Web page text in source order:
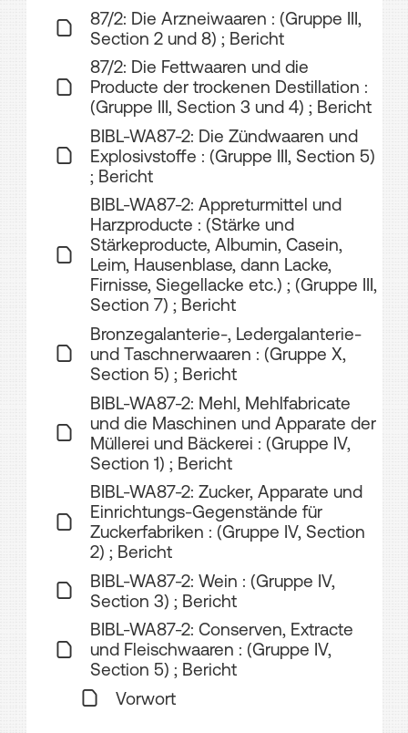
87/2: Die Arzneiwaaren : (Gruppe III,
Section 2 und 8) ; Bericht
87/2: Die Fettwaaren und die
Producte der trockenen Destillation :
(Gruppe III, Section 3 und 4) ; Bericht
BIBL-WA87-2: Die Zündwaaren und
Explosivstoffe : (Gruppe III, Section 5)
; Bericht
BIBL-WA87-2: Appreturmittel und
Harzproducte : (Stärke und
Stärkeproducte, Albumin, Casein,
Leim, Hausenblase, dann Lacke,
Firnisse, Siegellacke etc.) ; (Gruppe III,
Section 7) ; Bericht
Bronzegalanterie-, Ledergalanterie-
und Taschnerwaaren : (Gruppe X,
Section 5) ; Bericht
BIBL-WA87-2: Mehl, Mehlfabricate
und die Maschinen und Apparate der
Müllerei und Bäckerei : (Gruppe IV,
Section 1) ; Bericht
BIBL-WA87-2: Zucker, Apparate und
Einrichtungs-Gegenstände für
Zuckerfabriken : (Gruppe IV, Section
2) ; Bericht
BIBL-WA87-2: Wein : (Gruppe IV,
Section 3) ; Bericht
BIBL-WA87-2: Conserven, Extracte
und Fleischwaaren : (Gruppe IV,
Section 5) ; Bericht
Vorwort